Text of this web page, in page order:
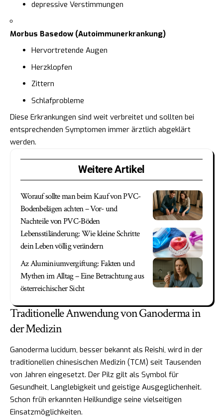
depressive Verstimmungen
Morbus Basedow (Autoimmunerkrankung)
Hervortretende Augen
Herzklopfen
Zittern
Schlafprobleme
Diese Erkrankungen sind weit verbreitet und sollten bei
entsprechenden Symptomen immer ärztlich abgeklärt
werden.
Weitere Artikel
Worauf sollte man beim Kauf von PVC-
Bodenbelägen achten – Vor- und
Nachteile von PVC-Böden
Lebensstiländerung: Wie kleine Schritte
dein Leben völlig verändern
Az Aluminiumvergiftung: Fakten und
Mythen im Alltag – Eine Betrachtung aus
österreichischer Sicht
Traditionelle Anwendung von Ganoderma in
der Medizin
Ganoderma lucidum, besser bekannt als Reishi, wird in der
traditionellen chinesischen Medizin (TCM) seit Tausenden
von Jahren eingesetzt. Der Pilz gilt als Symbol für
Gesundheit, Langlebigkeit und geistige Ausgeglichenheit.
Schon früh erkannten Heilkundige seine vielseitigen
Einsatzmöglichkeiten.